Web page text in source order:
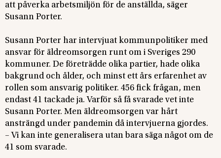
att påverka arbetsmiljön för de anställda, säger
Susann Porter.
Susann Porter har intervjuat kommunpolitiker med
ansvar för äldreomsorgen runt om i Sveriges 290
kommuner. De företrädde olika partier, hade olika
bakgrund och ålder, och minst ett års erfarenhet av
rollen som ansvarig politiker. 456 fick frågan, men
endast 41 tackade ja. Varför så få svarade vet inte
Susann Porter. Men äldreomsorgen var hårt
ansträngd under pandemin då intervjuerna gjordes.
– Vi kan inte generalisera utan bara säga något om de
41 som svarade.